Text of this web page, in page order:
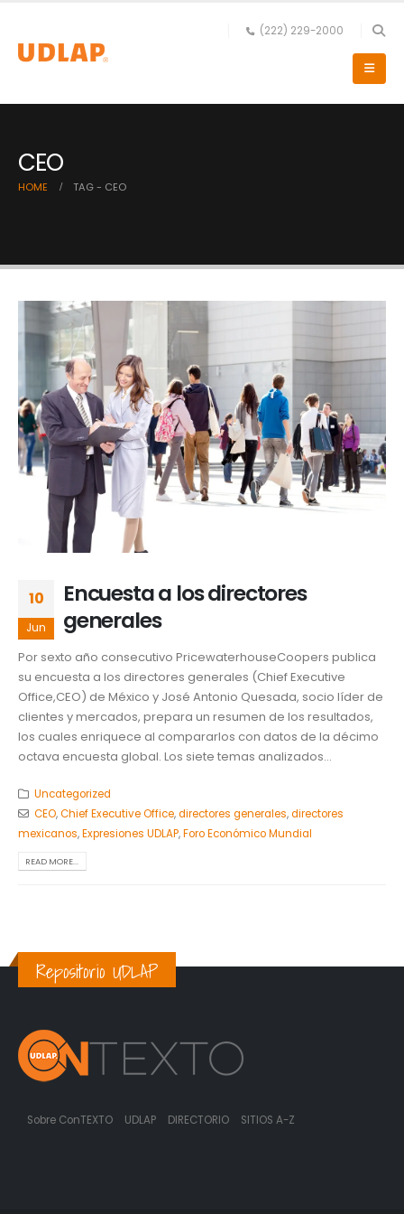
(222) 229-2000
CEO
HOME TAG - CEO
10
Jun
Encuesta a los directores
generales
Por sexto año consecutivo PricewaterhouseCoopers publica
su encuesta a los directores generales (Chief Executive
Office,CEO) de México y José Antonio Quesada, socio líder de
clientes y mercados, prepara un resumen de los resultados,
los cuales enriquece al compararlos con datos de la décimo
octava encuesta global. Los siete temas analizados...
Uncategorized
CEO,Chief Executive Office,directores generales,directores
mexicanos,Expresiones UDLAP,Foro Económico Mundial
READ MORE...
Repositorio UDLAP
Sobre ConTEXTO UDLAP DIRECTORIO SITIOS A-Z